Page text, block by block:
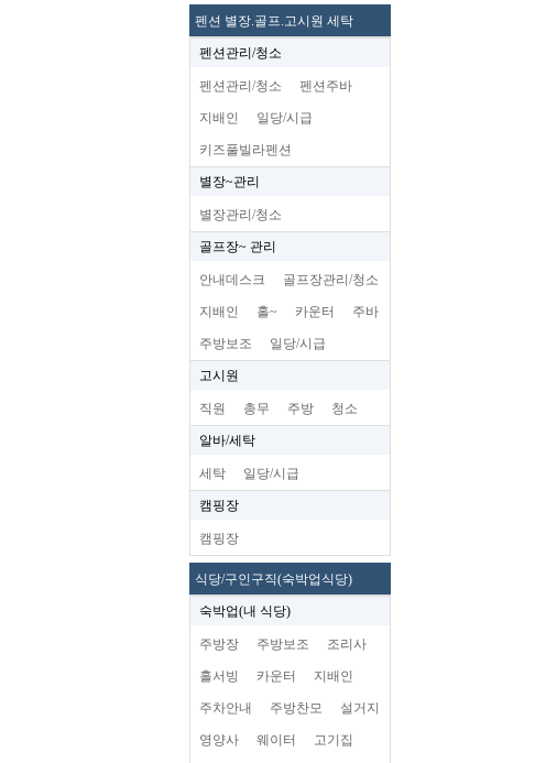
펜션 별장.골프.고시원 세탁
펜션관리/청소
펜션관리/청소 펜션주바
지배인 일당/시급
키즈풀빌라펜션
별장~관리
별장관리/청소
골프장~ 관리
안내데스크 골프장관리/청소
지배인 홀~ 카운터 주바
주방보조 일당/시급
고시원
직원 총무 주방 청소
알바/세탁
세탁 일당/시급
캠핑장
캠핑장
식당/구인구직(숙박업식당)
숙박업(내 식당)
주방장 주방보조 조리사
홀서빙 카운터 지배인
주차안내 주방찬모 설거지
영양사 웨이터 고기집